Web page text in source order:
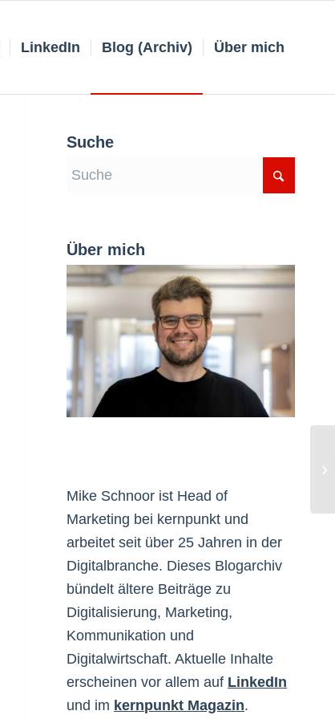
LinkedIn Blog (Archiv) Über mich
Suche
Über mich
Mike Schnoor ist Head of
Marketing bei kernpunkt und
arbeitet seit über 25 Jahren in der
Digitalbranche. Dieses Blogarchiv
bündelt ältere Beiträge zu
Digitalisierung, Marketing,
Kommunikation und
Digitalwirtschaft. Aktuelle Inhalte
erscheinen vor allem auf LinkedIn
und im kernpunkt Magazin.